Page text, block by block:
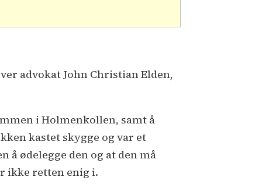
advokat John Christian Elden,
i Holmenkollen, samt å
kastet skygge og var et
ødelegge den og at den må
ikke retten enig i.